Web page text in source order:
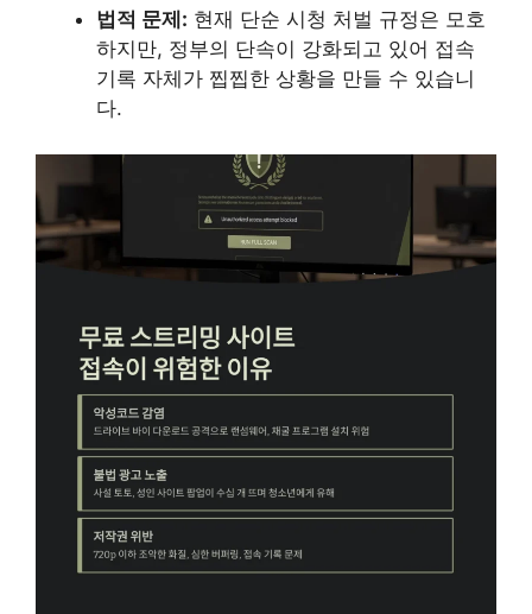
법적 문제: 현재 단순 시청 처벌 규정은 모호
하지만, 정부의 단속이 강화되고 있어 접속
기록 자체가 찝찝한 상황을 만들 수 있습니
다.